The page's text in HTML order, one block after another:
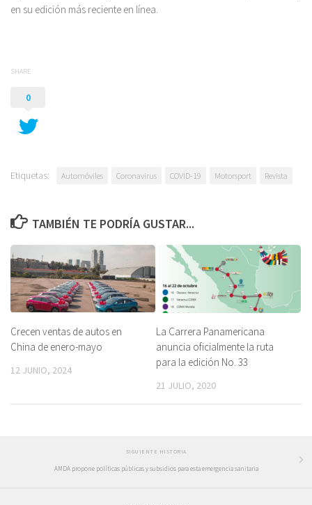
en su edición más reciente en línea.
SHARE
0
Etiquetas: Automóviles Coronavirus COVID-19 Motorsport Revista
TAMBIÉN TE PODRÍA GUSTAR...
Crecen ventas de autos en
China de enero-mayo
12 JUNIO, 2024
La Carrera Panamericana
anuncia oficialmente la ruta
para la edición No. 33
21 JULIO, 2020
SIGUIENTE HISTORIA
AMDA propone políticas públicas y subsidios para esta emergencia sanitaria